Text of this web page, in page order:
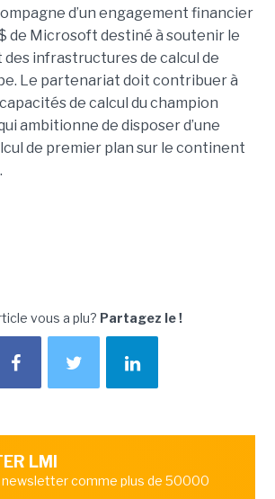
d’un engagement financier
de Microsoft destiné à soutenir le
infrastructures de calcul de
Le partenariat doit contribuer à
capacités de calcul du champion
ambitionne de disposer d’une
de premier plan sur le continent
vous a plu? Partagez le !
LMI
newsletter comme plus de 50000